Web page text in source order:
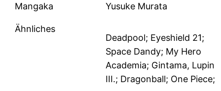
Mangaka Yusuke Murata
Ähnliches
Deadpool; Eyeshield 21;
Space Dandy; My Hero
Academia; Gintama, Lupin
III.; Dragonball; One Piece;